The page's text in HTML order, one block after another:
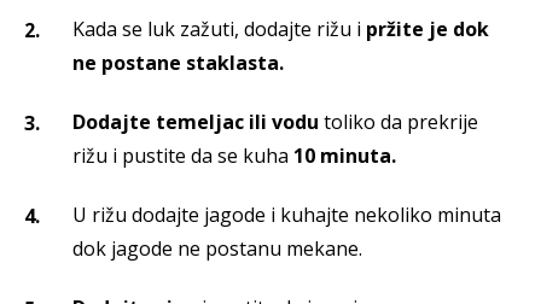
Kada se luk zažuti, dodajte rižu i pržite je dok
ne postane staklasta.
Dodajte temeljac ili vodu toliko da prekrije
rižu i pustite da se kuha 10 minuta.
U rižu dodajte jagode i kuhajte nekoliko minuta
dok jagode ne postanu mekane.